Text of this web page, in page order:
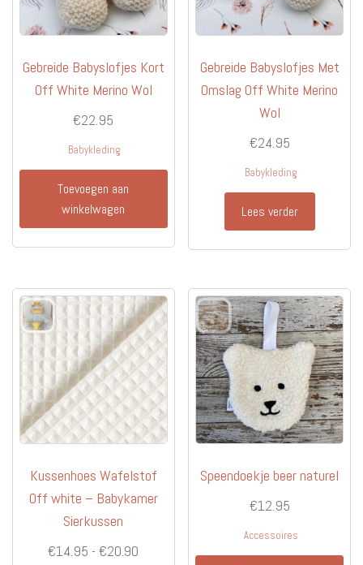
Gebreide Babyslofjes Kort
Off White Merino Wol
€22.95
Babykleding
Toevoegen aan
winkelwagen
Gebreide Babyslofjes Met
Omslag Off White Merino
Wol
€24.95
Babykleding
Lees verder
Kussenhoes Wafelstof
Off white – Babykamer
Sierkussen
€14.95 - €20.90
Speendoekje beer naturel
€12.95
Accessoires